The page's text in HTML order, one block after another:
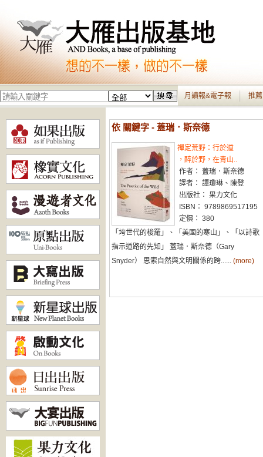
月讀報&電子報 推
依 關鍵字 - 蓋瑞．斯奈德
禪定荒野：行於道
，醉於野，在青山..
作者： 蓋瑞．斯奈德
譯者： 譚瓊琳、陳登
出版社： 果力文化
ISBN： 9789869517195
定價： 380
「垮世代的梭羅」、「美國的寒山」、「以詩歌
指示道路的先知」 蓋瑞．斯奈德（Gary
Snyder） 思索自然與文明關係的跨...... (more)